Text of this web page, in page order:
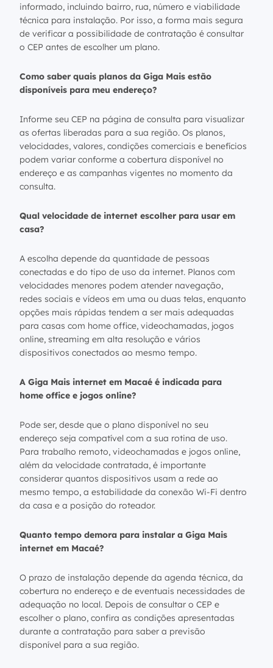
informado, incluindo bairro, rua, número e viabilidade
técnica para instalação. Por isso, a forma mais segura
de verificar a possibilidade de contratação é consultar
o CEP antes de escolher um plano.
Como saber quais planos da Giga Mais estão
disponíveis para meu endereço?
Informe seu CEP na página de consulta para visualizar
as ofertas liberadas para a sua região. Os planos,
velocidades, valores, condições comerciais e benefícios
podem variar conforme a cobertura disponível no
endereço e as campanhas vigentes no momento da
consulta.
Qual velocidade de internet escolher para usar em
casa?
A escolha depende da quantidade de pessoas
conectadas e do tipo de uso da internet. Planos com
velocidades menores podem atender navegação,
redes sociais e vídeos em uma ou duas telas, enquanto
opções mais rápidas tendem a ser mais adequadas
para casas com home office, videochamadas, jogos
online, streaming em alta resolução e vários
dispositivos conectados ao mesmo tempo.
A Giga Mais internet em Macaé é indicada para
home office e jogos online?
Pode ser, desde que o plano disponível no seu
endereço seja compatível com a sua rotina de uso.
Para trabalho remoto, videochamadas e jogos online,
além da velocidade contratada, é importante
considerar quantos dispositivos usam a rede ao
mesmo tempo, a estabilidade da conexão Wi-Fi dentro
da casa e a posição do roteador.
Quanto tempo demora para instalar a Giga Mais
internet em Macaé?
O prazo de instalação depende da agenda técnica, da
cobertura no endereço e de eventuais necessidades de
adequação no local. Depois de consultar o CEP e
escolher o plano, confira as condições apresentadas
durante a contratação para saber a previsão
disponível para a sua região.